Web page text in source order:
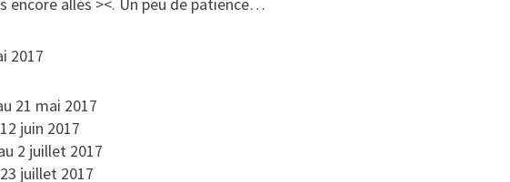
encore allés ><. Un peu de patience…
2017
21 mai 2017
juin 2017
2 juillet 2017
juillet 2017